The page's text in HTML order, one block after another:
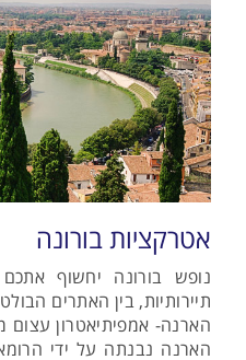
אטרקציות בורונה
נופש בורונה יחשוף
תיירותיות, בין האתרים
הארנה- אמפיתיאטרון עצום